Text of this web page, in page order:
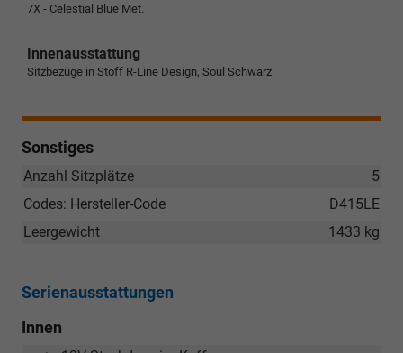
7X - Celestial Blue Met.
Innenausstattung
Sitzbezüge in Stoff R-Line Design, Soul Schwarz
Sonstiges
5
Anzahl Sitzplätze
D415LE
Codes: Hersteller-Code
1433 kg
Leergewicht
Serienausstattungen
Innen